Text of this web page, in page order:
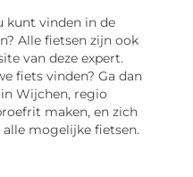
kunt vinden in de
Alle fietsen zijn ook
van deze expert.
fiets vinden? Ga dan
Wijchen, regio
maken, en zich
mogelijke fietsen.